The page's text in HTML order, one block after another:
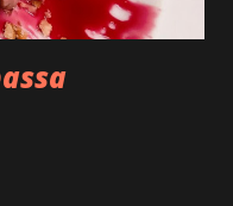
un pizzico di sale